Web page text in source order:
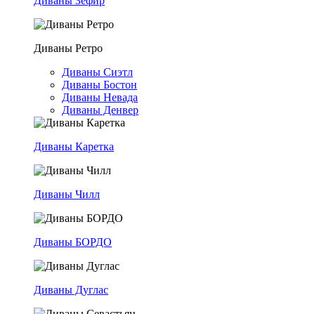
Диваны Ретро
Диваны Сиэтл
Диваны Бостон
Диваны Невада
Диваны Денвер
Диваны Каретка
Диваны Чилл
Диваны БОРДО
Диваны Дуглас